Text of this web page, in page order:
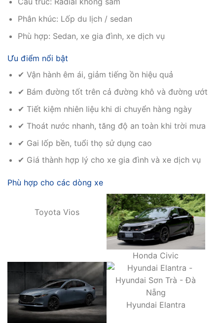
Phân khúc: Lốp du lịch / sedan
Phù hợp: Sedan, xe gia đình, xe dịch vụ
Ưu điểm nổi bật
✔ Vận hành êm ái, giảm tiếng ồn hiệu quả
✔ Bám đường tốt trên cả đường khô và đường ướt
✔ Tiết kiệm nhiên liệu khi di chuyển hàng ngày
✔ Thoát nước nhanh, tăng độ an toàn khi trời mưa
✔ Gai lốp bền, tuổi thọ sử dụng cao
✔ Giá thành hợp lý cho xe gia đình và xe dịch vụ
Phù hợp cho các dòng xe
Toyota Vios
Honda Civic
Hyundai Elantra